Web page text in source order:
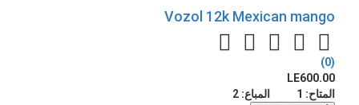
Vozol 12k Mexican mango
(0)
LE600.00
المتاح: 1 المباع: 2